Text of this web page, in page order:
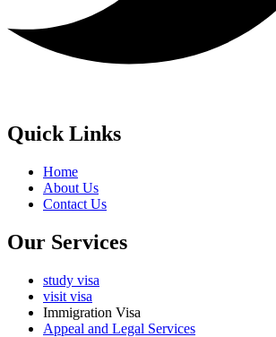
Quick Links
Home
About Us
Contact Us
Our Services
study visa
visit visa
Immigration Visa
Appeal and Legal Services